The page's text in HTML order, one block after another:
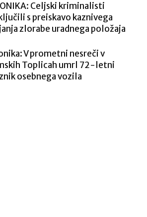
Celjski kriminalisti
s preiskavo kaznivega
zlorabe uradnega položaja
V prometni nesreči v
Toplicah umrl 72-letni
osebnega vozila